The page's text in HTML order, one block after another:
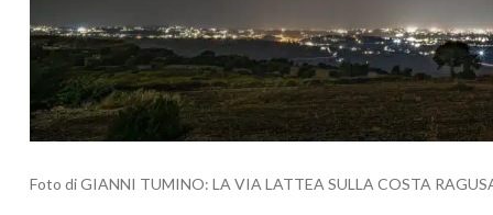
Foto di GIANNI TUMINO: LA VIA LATTEA SULLA COSTA